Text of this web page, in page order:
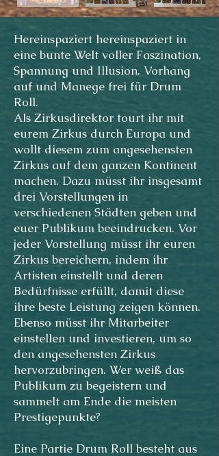
Hereinspaziert hereinspaziert in
eine bunte Welt voller Faszination,
Spannung und Illusion. Vorhang
auf und Manege frei für Drum
Roll.
Als Zirkusdirektor tourt ihr mit
eurem Zirkus durch Europa und
wollt diesem zum angesehensten
Zirkus auf dem ganzen Kontinent
machen. Dazu müsst ihr insgesamt
drei Vorstellungen in
verschiedenen Städten geben und
euer Publikum beeindrucken. Vor
jeder Vorstellung müsst ihr euren
Zirkus bereichern, indem ihr
Artisten einstellt und deren
Bedürfnisse erfüllt, damit diese
ihre beste Leistung zeigen können.
Ebenso müsst ihr Mitarbeiter
einstellen und investieren, um so
den angesehensten Zirkus
hervorzubringen. Wer weiß das
Publikum zu begeistern und
sammelt am Ende die meisten
Prestigepunkte?
Eine Partie Drum Roll besteht aus